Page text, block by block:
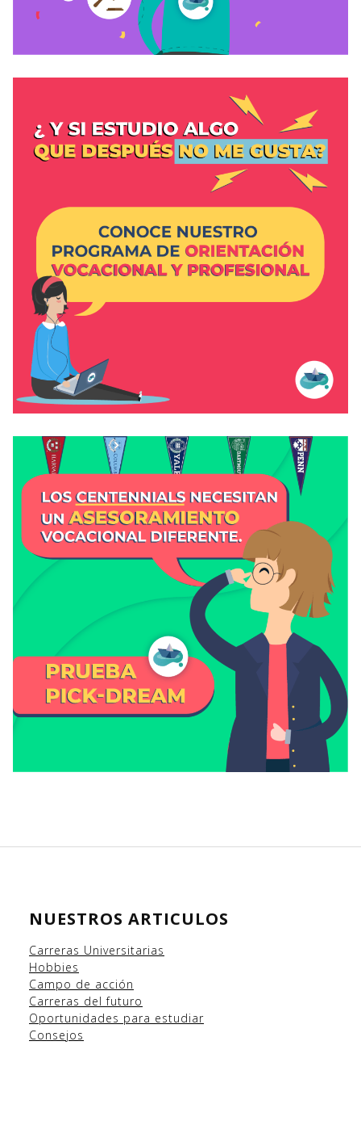
NUESTROS ARTICULOS
Carreras Universitarias
Hobbies
Campo de acción
Carreras del futuro
Oportunidades para estudiar
Consejos